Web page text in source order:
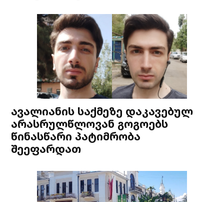
ავალიანის საქმეზე დაკავებულ
არასრულწლოვან გოგოებს
წინასწარი პატიმრობა
შეეფარდათ